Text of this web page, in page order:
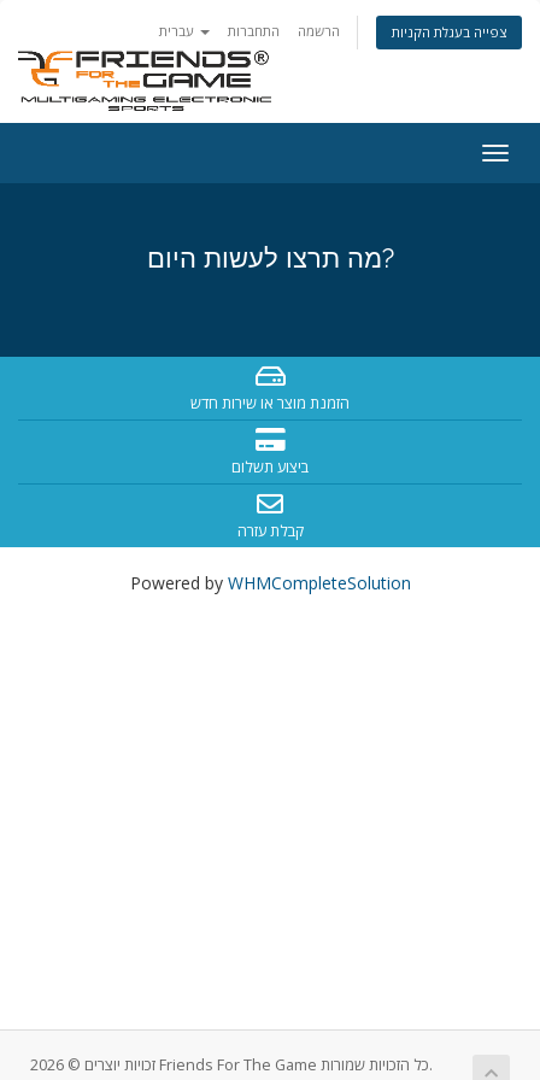
התחברות הרשמה צפייה בעגלת הקניות
ניווט
מה תרצו לעשות היום?
הזמנת מוצר או שירות חדש
ביצוע תשלום
קבלת עזרה
Powered by WHMCompleteSolution
זכויות יוצרים © 2026 Friends For The Game כל הזכויות שמורות.